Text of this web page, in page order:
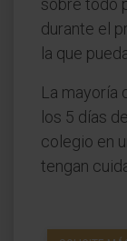
sobre todo
durante el
la que
La mayoría
los 5 días
colegio en
tengan